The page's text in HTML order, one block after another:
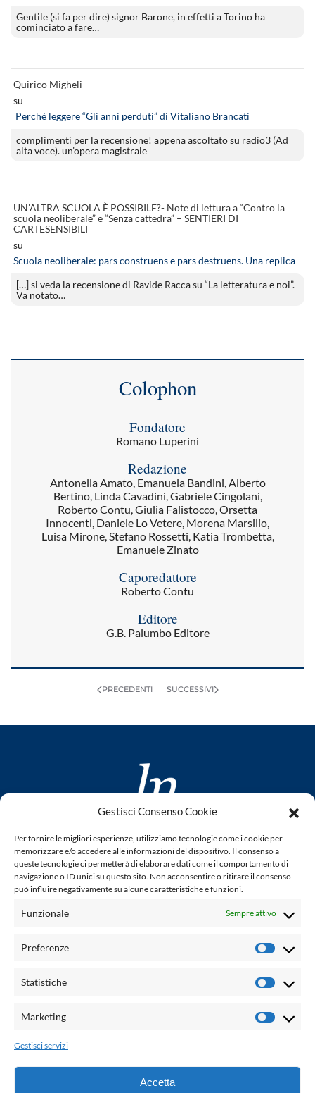
Gestisci Consenso Cookie
Per fornire le migliori esperienze, utilizziamo tecnologie come i cookie per
memorizzare e/o accedere alle informazioni del dispositivo. Il consenso a
queste tecnologie ci permetterà di elaborare dati come il comportamento di
navigazione o ID unici su questo sito. Non acconsentire o ritirare il consenso
può influire negativamente su alcune caratteristiche e funzioni.
Funzionale Sempre attivo
Preferenze
Statistiche
Marketing
Gestisci servizi
Accetta
Gentile (si fa per dire) signor Barone, in effetti a Torino ha
cominciato a fare…
Quirico Migheli
su
Perché leggere “Gli anni perduti” di Vitaliano Brancati
complimenti per la recensione! appena ascoltato su radio3 (Ad
alta voce). un’opera magistrale
UN’ALTRA SCUOLA È POSSIBILE?- Note di lettura a “Contro la
scuola neoliberale” e “Senza cattedra” – SENTIERI DI
CARTESENSIBILI
su
Scuola neoliberale: pars construens e pars destruens. Una replica
[…] si veda la recensione di Ravide Racca su “La letteratura e noi”.
Va notato…
Colophon
Fondatore
Romano Luperini
Redazione
Antonella Amato, Emanuela Bandini, Alberto
Bertino, Linda Cavadini, Gabriele Cingolani,
Roberto Contu, Giulia Falistocco, Orsetta
Innocenti, Daniele Lo Vetere, Morena Marsilio,
Luisa Mirone, Stefano Rossetti, Katia Trombetta,
Emanuele Zinato
Caporedattore
Roberto Contu
Editore
G.B. Palumbo Editore
PRECEDENTI SUCCESSIVI
www.laletteraturaenoi.it
fondato da Romano Luperini
Questo blog non rappresenta una testata giornalistica in
quanto viene aggiornato senza alcuna periodicità. Non può
legge n° 62 del 7.03.2001. L'autore non è responsabile per
email:
Grafica e web:Salvatore Leto